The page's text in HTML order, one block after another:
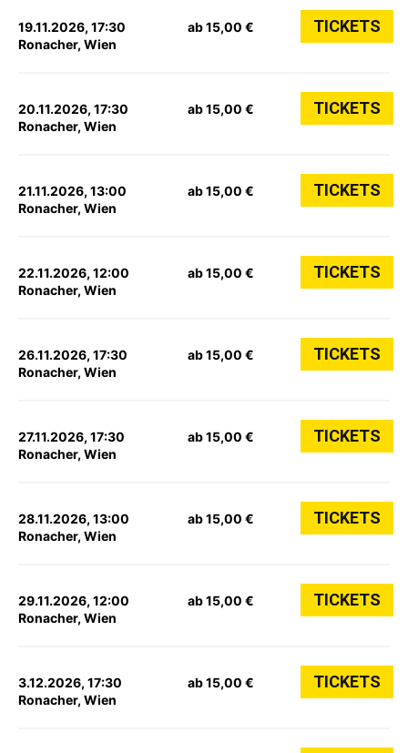
19.11.2026, 17:30
Ronacher, Wien
ab 15,00 € TICKETS
20.11.2026, 17:30
Ronacher, Wien
ab 15,00 € TICKETS
21.11.2026, 13:00
Ronacher, Wien
ab 15,00 € TICKETS
22.11.2026, 12:00
Ronacher, Wien
ab 15,00 € TICKETS
26.11.2026, 17:30
Ronacher, Wien
ab 15,00 € TICKETS
27.11.2026, 17:30
Ronacher, Wien
ab 15,00 € TICKETS
28.11.2026, 13:00
Ronacher, Wien
ab 15,00 € TICKETS
29.11.2026, 12:00
Ronacher, Wien
ab 15,00 € TICKETS
3.12.2026, 17:30
Ronacher, Wien
ab 15,00 € TICKETS